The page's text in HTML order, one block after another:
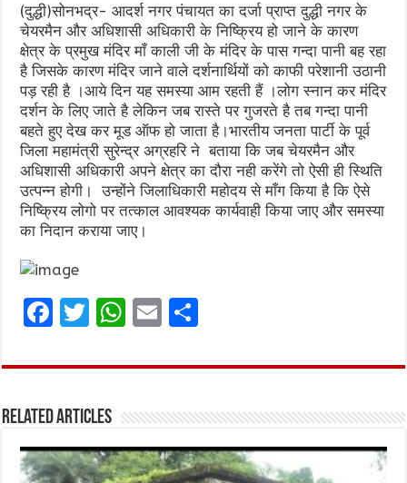
(दुद्धी)सोनभद्र- आदर्श नगर पंचायत का दर्जा प्राप्त दुद्धी नगर के
चेयरमैन और अधिशासी अधिकारी के निष्क्रिय हो जाने के कारण
क्षेत्र के प्रमुख मंदिर माँ काली जी के मंदिर के पास गन्दा पानी बह रहा
है जिसके कारण मंदिर जाने वाले दर्शनार्थियों को काफी परेशानी उठानी
पड़ रही है ।आये दिन यह समस्या आम रहती हैं ।लोग स्नान कर मंदिर
दर्शन के लिए जाते है लेकिन जब रास्ते पर गुजरते है तब गन्दा पानी
बहते हुए देख कर मूड ऑफ हो जाता है।भारतीय जनता पार्टी के पूर्व
जिला महामंत्री सुरेन्द्र अग्रहरि ने बताया कि जब चेयरमैन और
अधिशासी अधिकारी अपने क्षेत्र का दौरा नही करेंगे तो ऐसी ही स्थिति
उत्पन्न होगी। उन्होंने जिलाधिकारी महोदय से माँग किया है कि ऐसे
निष्क्रिय लोगो पर तत्काल आवश्यक कार्यवाही किया जाए और समस्या
का निदान कराया जाए।
F
ce
o
o
T
it
r
W
at
A
p
E
ai ar
Related Articles